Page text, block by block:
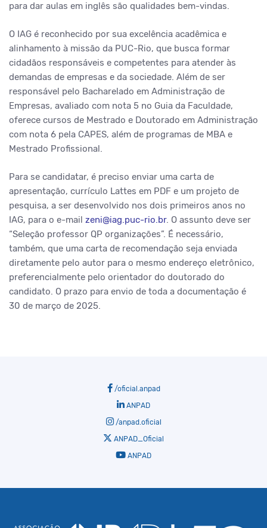
para dar aulas em inglês são qualidades bem-vindas.
O IAG é reconhecido por sua excelência acadêmica e
alinhamento à missão da PUC-Rio, que busca formar
cidadãos responsáveis e competentes para atender às
demandas de empresas e da sociedade. Além de ser
responsável pelo Bacharelado em Administração de
Empresas, avaliado com nota 5 no Guia da Faculdade,
oferece cursos de Mestrado e Doutorado em Administração
com nota 6 pela CAPES, além de programas de MBA e
Mestrado Profissional.
Para se candidatar, é preciso enviar uma carta de
apresentação, currículo Lattes em PDF e um projeto de
pesquisa, a ser desenvolvido nos dois primeiros anos no
IAG, para o e-mail zeni@iag.puc-rio.br. O assunto deve ser
“Seleção professor QP organizações”. É necessário,
também, que uma carta de recomendação seja enviada
diretamente pelo autor para o mesmo endereço eletrônico,
preferencialmente pelo orientador do doutorado do
candidato. O prazo para envio de toda a documentação é
30 de março de 2025.
/oficial.anpad
ANPAD
/anpad.oficial
ANPAD_Oficial
ANPAD